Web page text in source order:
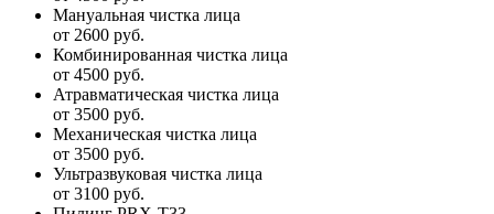
Мануальная чистка лица
от 2600 руб.
Комбинированная чистка лица
от 4500 руб.
Атравматическая чистка лица
от 3500 руб.
Механическая чистка лица
от 3500 руб.
Ультразвуковая чистка лица
от 3100 руб.